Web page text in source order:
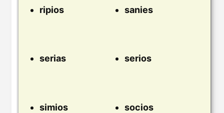
ripios sanies
serias serios
simios socios